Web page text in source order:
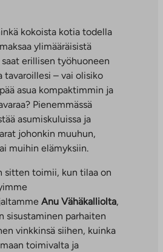
kokoista kotia todella
ylimääräisistä
erillisen työhuoneen
tavaroillesi – vai olisiko
asua kompaktimmin ja
Pienemmässä
asumiskuluissa ja
johonkin muuhun,
muihin elämyksiin.
sitten toimii, kun tilaa on
Anu Vähäkalliolta,
sisustaminen parhaiten
vinkkinsä siihen, kuinka
toimivalta ja